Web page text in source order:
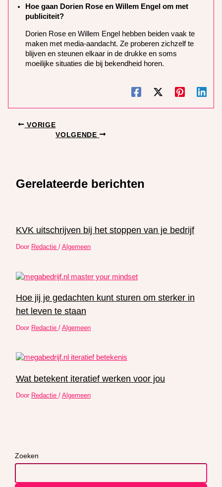
Hoe gaan Dorien Rose en Willem Engel om met
publiciteit?
Dorien Rose en Willem Engel hebben beiden vaak te
maken met media-aandacht. Ze proberen zichzelf te
blijven en steunen elkaar in de drukke en soms
moeilijke situaties die bij bekendheid horen.
VORIGE
VOLGENDE
Gerelateerde berichten
KVK uitschrijven bij het stoppen van je bedrijf
Door Redactie / Algemeen
Hoe jij je gedachten kunt sturen om sterker in
het leven te staan
Door Redactie / Algemeen
Wat betekent iteratief werken voor jou
Door Redactie / Algemeen
Zoeken